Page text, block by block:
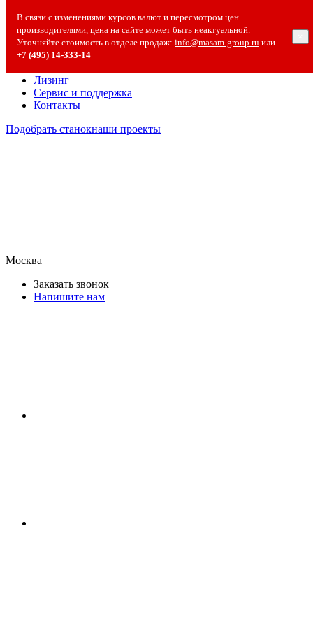
В связи с изменениями курсов валют и пересмотром цен
производителями, цена на сайте может быть неактуальной.
Уточняйте стоимость в отделе продаж: info@masam-group.ru или
+7 (495) 14‑333‑14
О компании
О компании
Полезная информация
Вакансии
Лизинг
Сервис и поддержка
Контакты
Подобрать станокнаши проекты
Москва
Заказать звонок
Напишите нам